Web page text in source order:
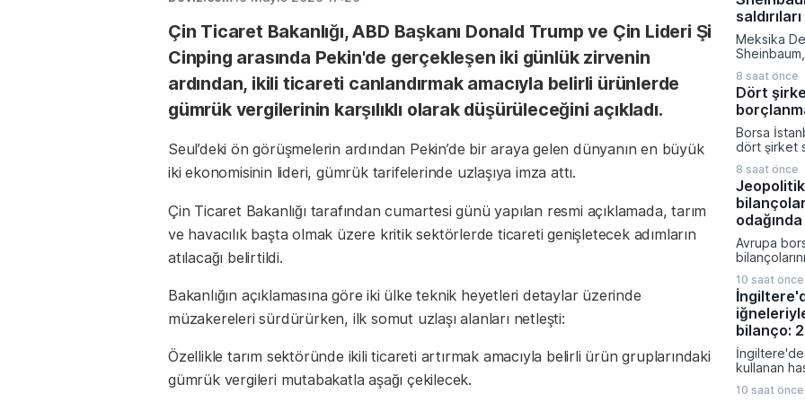
Çin Ticaret Bakanlığı, ABD Başkanı Donald Trump ve Çin Lideri Şi
Cinping arasında Pekin'de gerçekleşen iki günlük zirvenin
ardından, ikili ticareti canlandırmak amacıyla belirli ürünlerde
gümrük vergilerinin karşılıklı olarak düşürüleceğini açıkladı.
Seul’deki ön görüşmelerin ardından Pekin’de bir araya gelen dünyanın en büyük
iki ekonomisinin lideri, gümrük tarifelerinde uzlaşıya imza attı.
Çin Ticaret Bakanlığı tarafından cumartesi günü yapılan resmi açıklamada, tarım
ve havacılık başta olmak üzere kritik sektörlerde ticareti genişletecek adımların
atılacağı belirtildi.
Bakanlığın açıklamasına göre iki ülke teknik heyetleri detaylar üzerinde
müzakereleri sürdürürken, ilk somut uzlaşı alanları netleşti:
Özellikle tarım sektöründe ikili ticareti artırmak amacıyla belirli ürün gruplarındaki
gümrük vergileri mutabakatla aşağı çekilecek.
eyaletinde
kurma
verilen bu
milyar dolar
sermaye
Meksika
devam
toplumu
çağırdı.
Devleti'ni
yineleyen
sivil
ateşkes ve
uyulması
8 saat önce
Dört
Borsa
dört şirket
hedeflerine
Sermaye
yapılan
Ağustos
sermaye
ve
önemli
kapsıyor.
8 saat önce
odağında
Avrupa
bölge
veriler ve
Almanya'da
siparişleri
artış
verileri
10 saat önce
bilanço:
İngiltere'de
kullanan
sağlık
10 saat önce